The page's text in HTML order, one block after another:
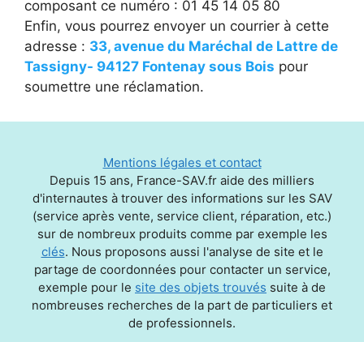
composant ce numéro : 01 45 14 05 80
Enfin, vous pourrez envoyer un courrier à cette
adresse : 33, avenue du Maréchal de Lattre de
Tassigny- 94127 Fontenay sous Bois pour
soumettre une réclamation.
Mentions légales et contact
Depuis 15 ans, France-SAV.fr aide des milliers
d'internautes à trouver des informations sur les SAV
(service après vente, service client, réparation, etc.)
sur de nombreux produits comme par exemple les
clés. Nous proposons aussi l'analyse de site et le
partage de coordonnées pour contacter un service,
exemple pour le site des objets trouvés suite à de
nombreuses recherches de la part de particuliers et
de professionnels.